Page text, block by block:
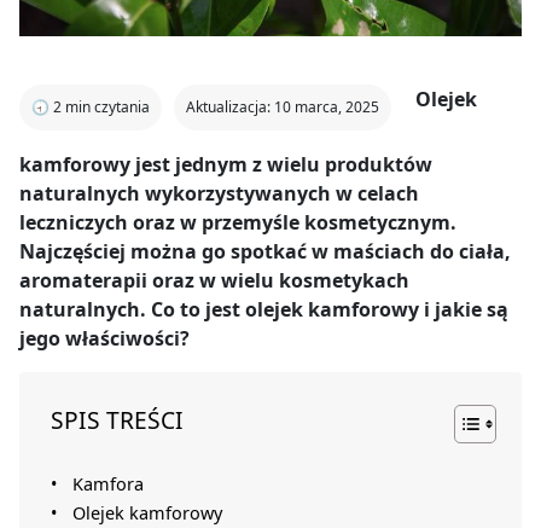
🕣 2 min czytania Aktualizacja: 10 marca, 2025 Olejek
kamforowy jest jednym z wielu produktów
naturalnych wykorzystywanych w celach
leczniczych oraz w przemyśle kosmetycznym.
Najczęściej można go spotkać w maściach do ciała,
aromaterapii oraz w wielu kosmetykach
naturalnych. Co to jest olejek kamforowy i jakie są
jego właściwości?
SPIS TREŚCI
Kamfora
Olejek kamforowy